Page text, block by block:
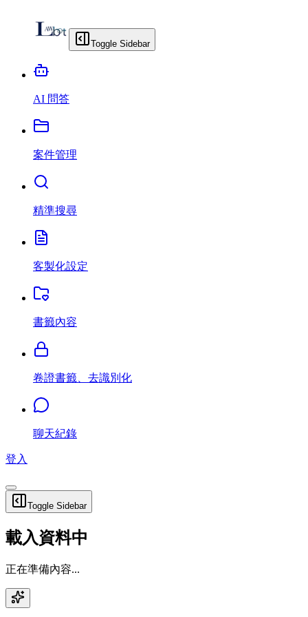
Toggle Sidebar
AI 問答
案件管理
精準搜尋
客製化設定
書籤內容
卷證書籤、去識別化
聊天紀錄
登入
Toggle Sidebar
載入資料中
正在準備內容...